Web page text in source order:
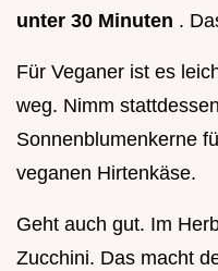
unter 30 Minuten .
Für Veganer ist es
weg. Nimm
Sonnenblumenkerne
veganen Hirtenkäse.
Geht auch gut. Im
Zucchini. Das macht